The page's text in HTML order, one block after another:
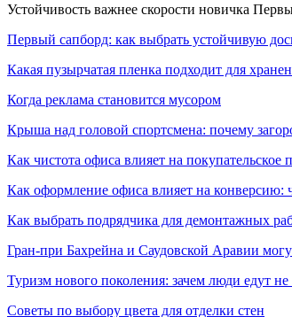
Устойчивость важнее скорости новичка
Первый сапборд: как выбрать устойчивую
Какая пузырчатая пленка подходит для
Когда реклама становится мусором
Крыша над головой спортсмена: почему
Как чистота офиса влияет на
Как оформление офиса влияет на конверсию:
Как выбрать подрядчика для демонтажных
Гран-при Бахрейна и Саудовской Аравии
Туризм нового поколения: зачем люди едут
Советы по выбору цвета для отделки стен